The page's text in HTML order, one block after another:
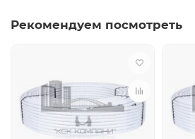
Рекомендуем посмотреть